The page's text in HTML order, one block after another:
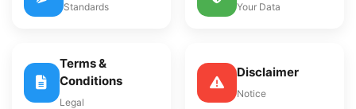
Standards Your Data
Terms &
Conditions
Legal
Disclaimer
Notice